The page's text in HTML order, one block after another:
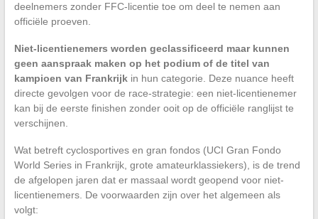
deelnemers zonder FFC-licentie toe om deel te nemen aan
officiële proeven.
Niet-licentienemers worden geclassificeerd maar kunnen
geen aanspraak maken op het podium of de titel van
kampioen van Frankrijkin hun categorie. Deze nuance heeft
directe gevolgen voor de race-strategie: een niet-licentienemer
kan bij de eerste finishen zonder ooit op de officiële ranglijst te
verschijnen.
Wat betreft cyclosportives en gran fondos (UCI Gran Fondo
World Series in Frankrijk, grote amateurklassiekers), is de trend
de afgelopen jaren dat er massaal wordt geopend voor niet-
licentienemers. De voorwaarden zijn over het algemeen als
volgt: